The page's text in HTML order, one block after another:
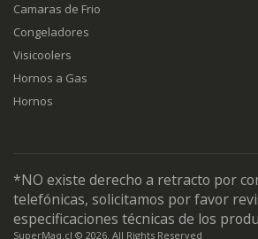
Camaras de Frio
Congeladores
Visicoolers
Hornos a Gas
Hornos
*NO existe derecho a retracto por
telefónicas, solicitamos por favor
especificaciones técnicas de los
SuperMaq.cl © 2026. All Rights Reserved